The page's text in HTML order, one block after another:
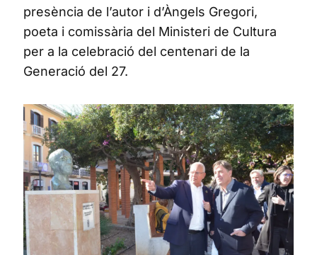
presència de l’autor i d’Àngels Gregori,
poeta i comissària del Ministeri de Cultura
per a la celebració del centenari de la
Generació del 27.